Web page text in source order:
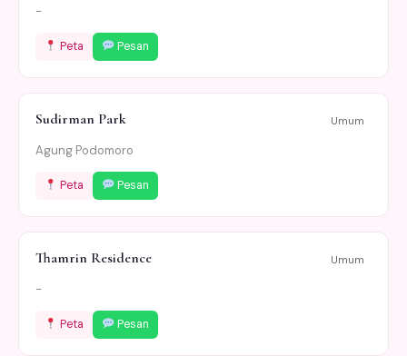
-
Peta Pesan
Sudirman Park Umum
Agung Podomoro
Peta Pesan
Thamrin Residence Umum
-
Peta Pesan